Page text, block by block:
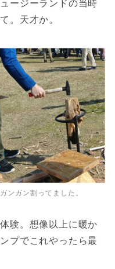
ージーランドの当時
。天才か。
ンガン割ってました。
験。想像以上に暖か
プでこれやったら最